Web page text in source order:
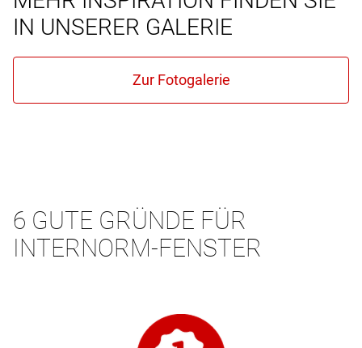
IN UNSERER GALERIE
6 GUTE GRÜNDE FÜR
INTERNORM-FENSTER